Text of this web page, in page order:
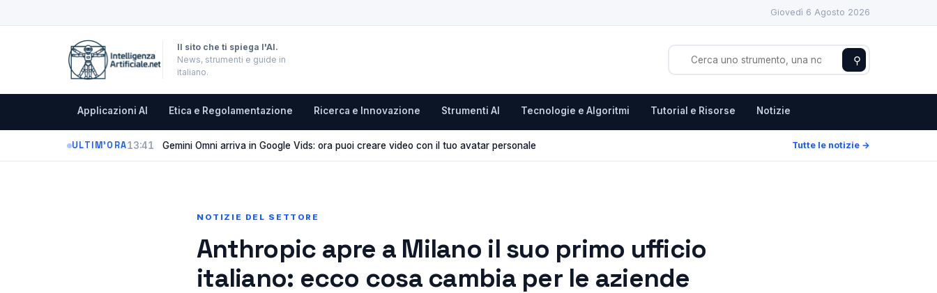
Giovedì 6 Agosto 2026
Il sito che ti spiega l'AI.
News, strumenti e guide in
italiano.
⚲
Applicazioni AI Etica e Regolamentazione Ricerca e Innovazione Strumenti AI Tecnologie e Algoritmi Tutorial e Risorse Notizie
ULTIM'ORA13:41 Gemini Omni arriva in Google Vids: ora puoi creare video con il tuo avatar personale Tutte le notizie →
NOTIZIE DEL SETTORE
Anthropic apre a Milano il suo primo ufficio
italiano: ecco cosa cambia per le aziende